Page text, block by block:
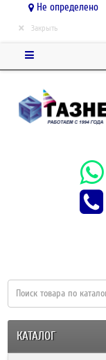
Не определено
× Закрыть
КАТАЛОГ